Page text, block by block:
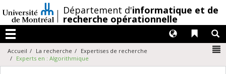
au
contenu
/Département d'informatique et de
recherche opérationnelle
Menu
Liens
Langues
Accueil La recherche
Expertises de recherche
Experts en : Algorithmique